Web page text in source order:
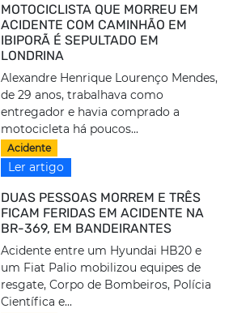
MOTOCICLISTA QUE MORREU EM
ACIDENTE COM CAMINHÃO EM
IBIPORÃ É SEPULTADO EM
LONDRINA
Alexandre Henrique Lourenço Mendes,
de 29 anos, trabalhava como
entregador e havia comprado a
motocicleta há poucos...
Acidente
Ler artigo
DUAS PESSOAS MORREM E TRÊS
FICAM FERIDAS EM ACIDENTE NA
BR-369, EM BANDEIRANTES
Acidente entre um Hyundai HB20 e
um Fiat Palio mobilizou equipes de
resgate, Corpo de Bombeiros, Polícia
Científica e...